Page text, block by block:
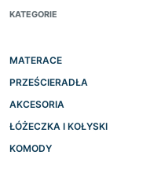
KATEGORIE
MATERACE
PRZEŚCIERADŁA
AKCESORIA
ŁÓŻECZKA I KOŁYSKI
KOMODY